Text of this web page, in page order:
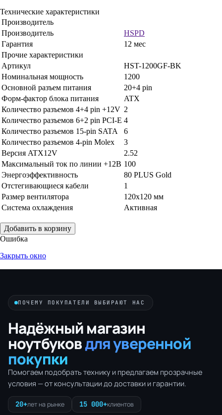
Технические характеристики
Производитель
Производитель
HSPD
Гарантия
12 мес
Прочие характеристики
Артикул
HST-1200GF-BK
Номинальная мощность
1200
Основной разъем питания
20+4 pin
Форм-фактор блока питания
ATX
Количество разъемов 4+4 pin +12V 2
Количество разъемов 6+2 pin PCI-E 4
Количество разъемов 15-pin SATA
6
Количество разъемов 4-pin Molex
3
Версия ATX12V
2.52
Максимальный ток по линии +12В 100
Энергоэффективность
80 PLUS Gold
Отстегивающиеся кабели
1
Размер вентилятора
120x120 мм
Система охлаждения
Активная
Добавить в корзину
Ошибка
Закрыть окно
ПОЧЕМУ ПОКУПАТЕЛИ ВЫБИРАЮТ НАС
Надёжный магазин
ноутбуковдля уверенной
покупки
Помогаем подобрать технику и предлагаем прозрачные
условия — от консультации до доставки и гарантии.
20+лет на рынке 15 000+клиентов